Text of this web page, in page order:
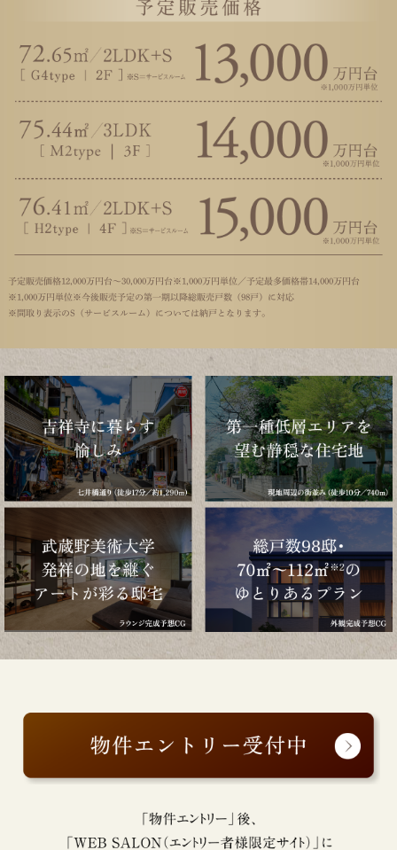
予定販売価格12,000万円台～30,000万円台※1,000万円単位／予定最多価格帯14,000万円台
※1,000万円単位※今後販売予定の第一期以降総販売戸数（98戸）に対応
※間取り表示のS（サービスルーム）については納戸となります。